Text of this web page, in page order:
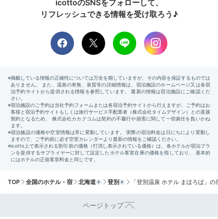
夕食と同じ会場で和洋ビュッフェを頂きました。朝もちょっとした
海鮮があり、とても良かったです。海苔の佃煮と塩辛が美味しく
Check-out
10:00 ホテルを出発
お土産選びを楽しんで
チェックアウト
icottoのSNSをフォローして、
リフレッシュできる情報を受け取ろう♪
TOP 全国のホテル・宿 北海道 登別 「登別温泉 ホテル まほろば」の
ページトップ